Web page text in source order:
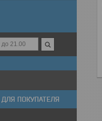
ПОКУПАТЕЛЯ